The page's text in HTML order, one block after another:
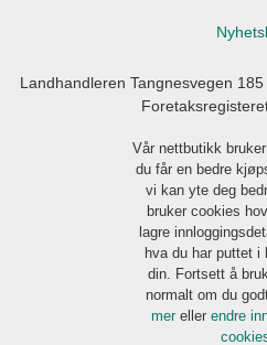
Landhandleren Tangnesvegen
Vår nettbutikk
du får en bedre
vi kan yte deg
bruker cookies
lagre
hva du har puttet i
din. Fortsett å
normalt om du
mer eller endre